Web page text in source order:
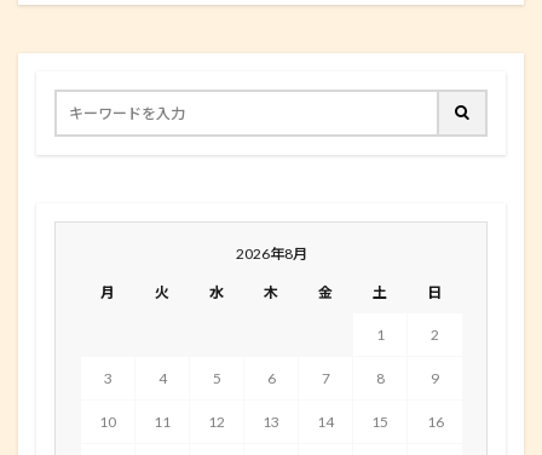
2026年8月
月 火 水 木 金 土 日
1 2
3 4 5 6 7 8 9
10 11 12 13 14 15 16